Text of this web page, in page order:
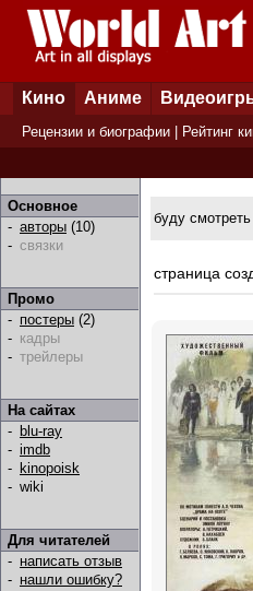
Кино Аниме
Рецензии и биографии Рейтинг
Основное
- авторы (10)
- связки
Промо
- постеры (2)
- кадры
- трейлеры
На сайтах
- blu-ray
- imdb
- kinopoisk
- wiki
Для читателей
- написать отзыв
- нашли ошибку?
буду смотреть
страница